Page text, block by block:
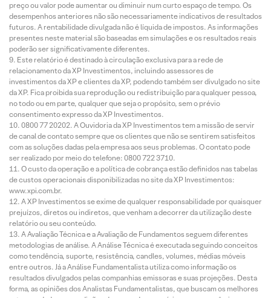
preço ou valor pode aumentar ou diminuir num curto espaço de tempo. Os
desempenhos anteriores não são necessariamente indicativos de resultados
futuros. A rentabilidade divulgada não é líquida de impostos. As informações
presentes neste material são baseadas em simulações e os resultados reais
poderão ser significativamente diferentes.
Este relatório é destinado à circulação exclusiva para a rede de
relacionamento da XP Investimentos, incluindo assessores de
investimentos da XP e clientes da XP, podendo também ser divulgado no site
da XP. Fica proibida sua reprodução ou redistribuição para qualquer pessoa,
no todo ou em parte, qualquer que seja o propósito, sem o prévio
consentimento expresso da XP Investimentos.
0800 77 20202. A Ouvidoria da XP Investimentos tem a missão de servir
de canal de contato sempre que os clientes que não se sentirem satisfeitos
com as soluções dadas pela empresa aos seus problemas. O contato pode
ser realizado por meio do telefone: 0800 722 3710.
O custo da operação e a política de cobrança estão definidos nas tabelas
de custos operacionais disponibilizadas no site da XP Investimentos:
www.xpi.com.br.
A XP Investimentos se exime de qualquer responsabilidade por quaisquer
prejuízos, diretos ou indiretos, que venham a decorrer da utilização deste
relatório ou seu conteúdo.
A Avaliação Técnica e a Avaliação de Fundamentos seguem diferentes
metodologias de análise. A Análise Técnica é executada seguindo conceitos
como tendência, suporte, resistência, candles, volumes, médias móveis
entre outros. Já a Análise Fundamentalista utiliza como informação os
resultados divulgados pelas companhias emissoras e suas projeções. Desta
forma, as opiniões dos Analistas Fundamentalistas, que buscam os melhores